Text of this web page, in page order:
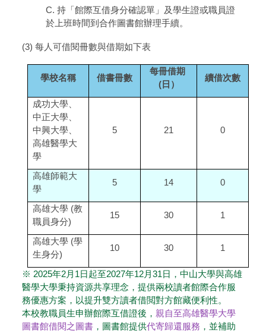
C. 持「館際互借身分確認單」及學生證或職員證
於上班時間到合作圖書館辦理手續。
(3) 每人可借閱冊數與借期如下表
學校名稱 借書冊數
每冊借期
(日）
續借次數
成功大學、
中正大學、
中興大學、
高雄醫學大
學
5 21 0
高雄師範大
學
5 14 0
高雄大學 (教
職員身分)
15 30 1
高雄大學 (學
生身分)
10 30 1
※ 2025年2月1日起至2027年12月31日，中山大學與高雄
醫學大學秉持資源共享理念，提供兩校讀者館際合作服
務優惠方案，以提升雙方讀者借閲對方館藏便利性。
本校教職員生申辦館際互借證後， 親自至高雄醫學大學
圖書館借閱之圖書 ，圖書館提供代寄歸還服務 ，並補助